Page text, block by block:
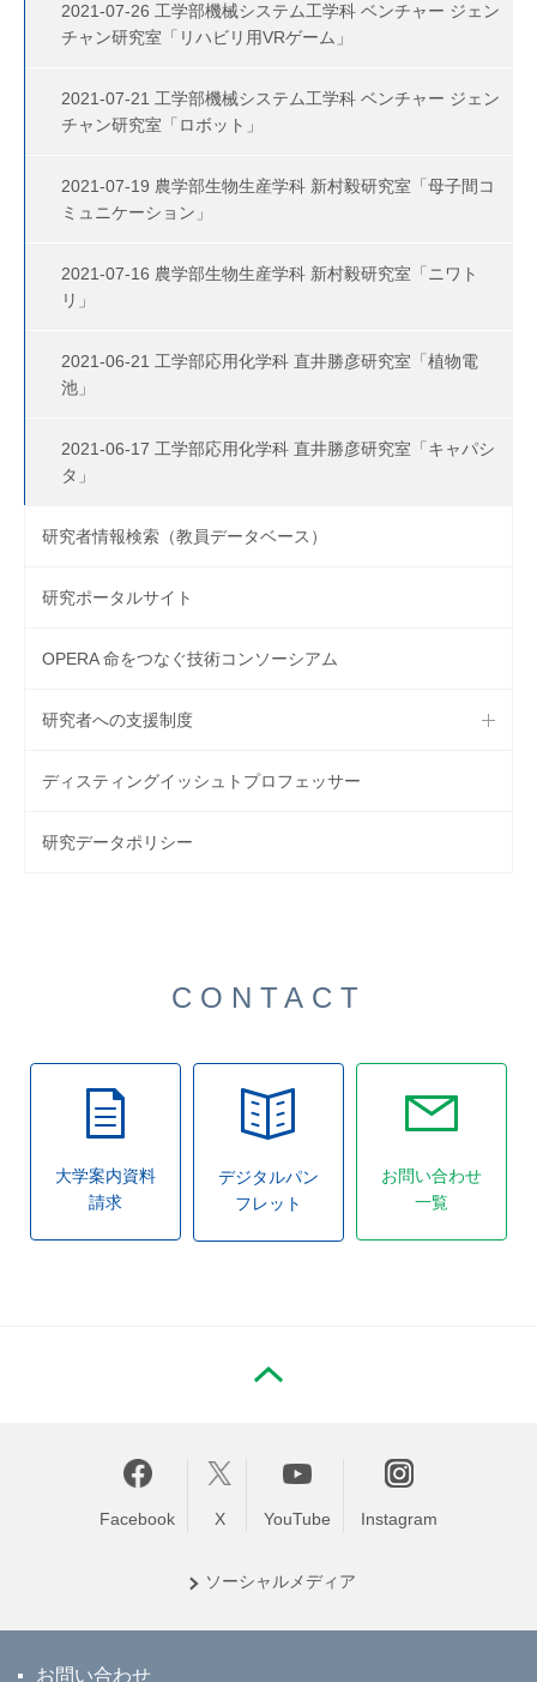
2021-07-26 工学部機械システム工学科 ベンチャー ジェン
チャン研究室「リハビリ用VRゲーム」
2021-07-21 工学部機械システム工学科 ベンチャー ジェン
チャン研究室「ロボット」
2021-07-19 農学部生物生産学科 新村毅研究室「母子間コ
ミュニケーション」
2021-07-16 農学部生物生産学科 新村毅研究室「ニワト
リ」
2021-06-21 工学部応用化学科 直井勝彦研究室「植物電
池」
2021-06-17 工学部応用化学科 直井勝彦研究室「キャパシ
タ」
研究者情報検索（教員データベース）
研究ポータルサイト
OPERA 命をつなぐ技術コンソーシアム
研究者への支援制度
ディスティングイッシュトプロフェッサー
研究データポリシー
CONTACT
大学案内資料
請求
デジタルパン
フレット
お問い合わせ
一覧
Facebook X YouTube Instagram
ソーシャルメディア
お問い合わせ